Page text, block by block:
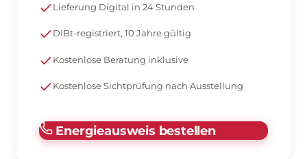
Lieferung Digital in 24 Stunden
DIBt-registriert, 10 Jahre gültig
Kostenlose Beratung inklusive
Kostenlose Sichtprüfung nach Ausstellung
Energieausweis bestellen